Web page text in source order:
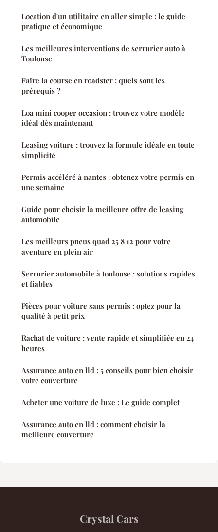
Location d'un utilitaire en aller simple : le guide
pratique et économique
Les meilleures interventions de serrurier auto à
Toulouse
Faire la course en roadster : quels sont les
prérequis ?
Loa mini cooper occasion : trouvez votre modèle
idéal dès maintenant
Leasing voiture : trouvez la formule idéale en toute
simplicité
Permis accéléré à nantes : obtenez votre permis en
une semaine
Guide pour choisir la meilleure offre de leasing
automobile
Les meilleurs pneus quad 25 8 12 pour votre
aventure en plein air
Serrurier automobile à toulouse : solutions rapides
et fiables
Pièces pour voiture sans permis : optez pour la
qualité à petit prix
Rachat de voiture : vente rapide et simplifiée en 24
heures
Assurance auto en lld : 5 conseils pour bien choisir
votre couverture
Acheter une voiture de luxe : Le guide complet
Assurance auto en lld : comment choisir la
meilleure couverture
Crystal Cars